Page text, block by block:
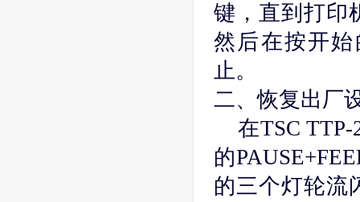
键，直到打印
然后在按开
止。
二、恢复出厂
在TSC TTP-
的
的三个灯轮流